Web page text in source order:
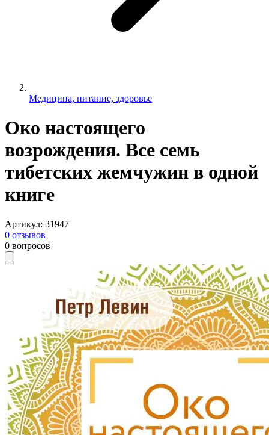
Медицина, питание, здоровье
Око настоящего
возрождения. Все семь
тибетских жемчужин в одной
книге
Артикул: 31947
0 отзывов
0 вопросов